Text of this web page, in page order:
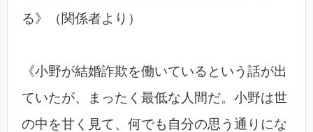
る》（関係者より）
《小野が結婚詐欺を働いているという話が出
ていたが、まったく最低な人間だ。小野は世
の中を甘く見て、何でも自分の思う通りにな